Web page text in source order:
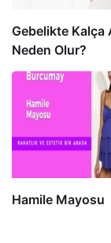
Gebelikte Kalça
Neden Olur?
Hamile Mayosu